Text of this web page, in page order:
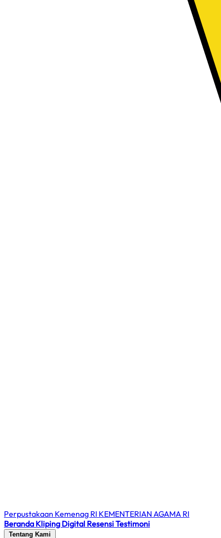
Perpustakaan Kemenag RI KEMENTERIAN AGAMA RI
Beranda Kliping Digital ResensiTestimoni
Tentang Kami